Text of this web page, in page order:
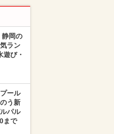
静岡の
ラン
遊び・
ール
う新
パル
まで